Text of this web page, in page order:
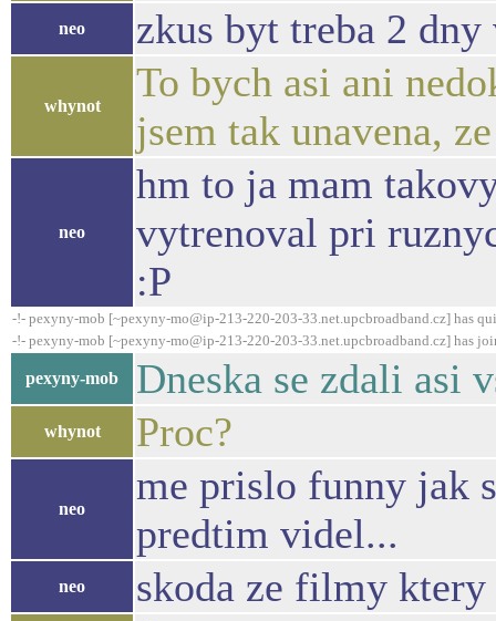
neo zkus byt treba 2
whynot
To bych asi ani
jsem tak unavena,
neo
hm to ja mam
vytrenoval pri
:P
-!- pexyny-mob [~pexyny-mo@ip-213-220-203-33.net.upcbroadband.cz] has
-!- pexyny-mob [~pexyny-mo@ip-213-220-203-33.net.upcbroadband.cz] has
pexyny-mob Dneska se zdali asi
whynot Proc?
neo
me prislo funny jak
predtim videl...
neo skoda ze filmy